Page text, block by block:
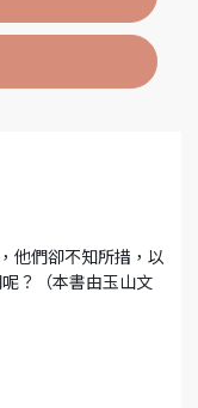
他們卻不知所措，以
？（本書由玉山文